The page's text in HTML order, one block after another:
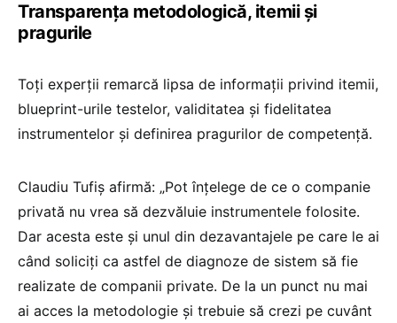
Transparența metodologică, itemii și
pragurile
Toți experții remarcă lipsa de informații privind itemii,
blueprint-urile testelor, validitatea și fidelitatea
instrumentelor și definirea pragurilor de competență.
Claudiu Tufiș afirmă: „Pot înțelege de ce o companie
privată nu vrea să dezvăluie instrumentele folosite.
Dar acesta este și unul din dezavantajele pe care le ai
când soliciți ca astfel de diagnoze de sistem să fie
realizate de companii private. De la un punct nu mai
ai acces la metodologie și trebuie să crezi pe cuvânt